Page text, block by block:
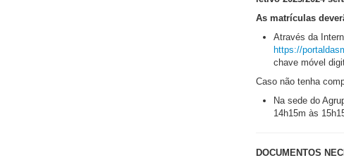
As matrículas
Através da
https://
chave móvel
Caso não tenha
Na sede do
14h15m às
DOCUMENTOS